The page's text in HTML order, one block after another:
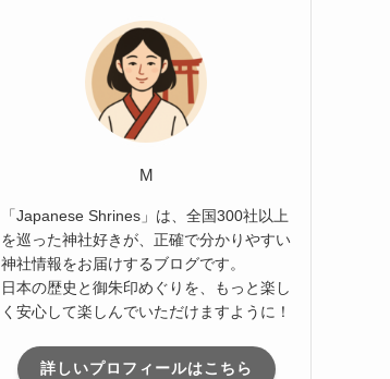
M
「Japanese Shrines」は、全国300社以上
を巡った神社好きが、正確で分かりやすい
神社情報をお届けするブログです。
日本の歴史と御朱印めぐりを、もっと楽し
く安心して楽しんでいただけますように！
詳しいプロフィールはこちら